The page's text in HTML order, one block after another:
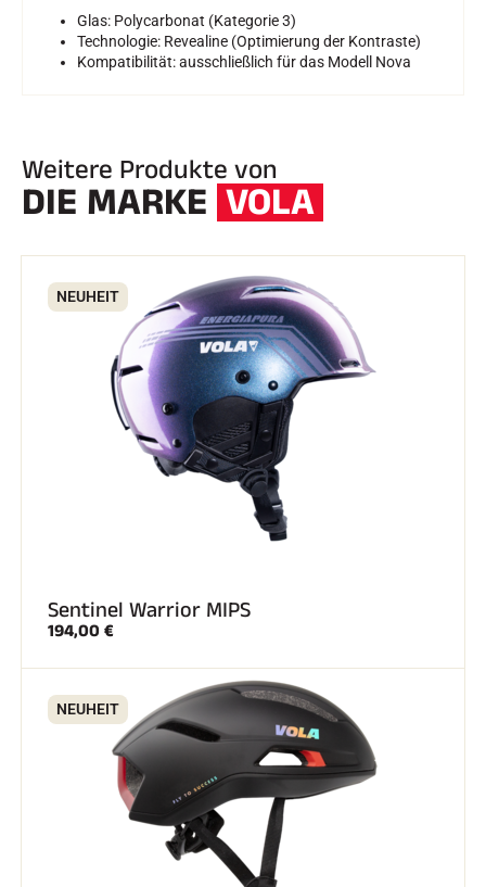
Glas: Polycarbonat (Kategorie 3)
Technologie: Revealine (Optimierung der Kontraste)
Kompatibilität: ausschließlich für das Modell Nova
Weitere Produkte von
DIE MARKE VOLA
NEUHEIT
Sentinel Warrior MIPS
194,00 €
NEUHEIT